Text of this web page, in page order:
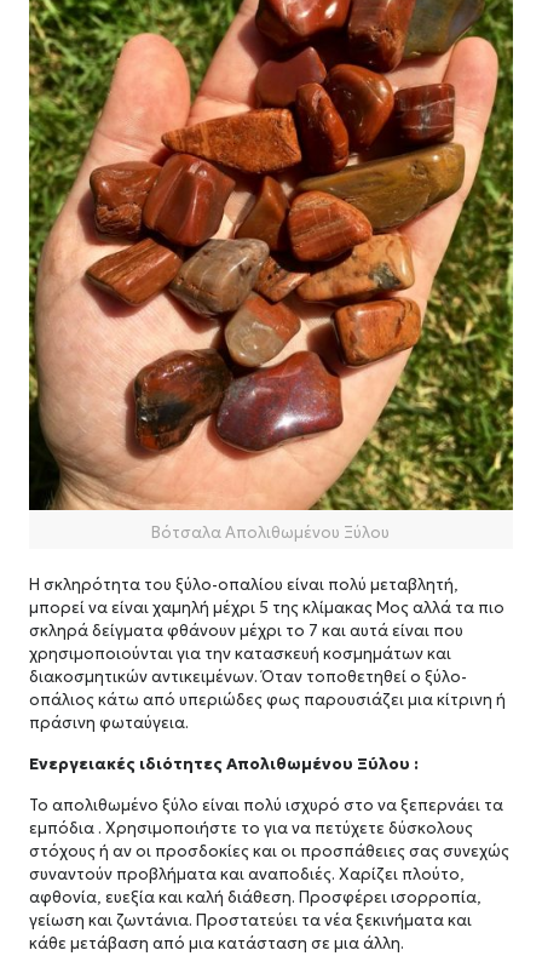
Βότσαλα Απολιθωμένου Ξύλου
Η σκληρότητα του ξύλο-οπαλίου είναι πολύ μεταβλητή,
μπορεί να είναι χαμηλή μέχρι 5 της κλίμακας Μος αλλά τα πιο
σκληρά δείγματα φθάνουν μέχρι το 7 και αυτά είναι που
χρησιμοποιούνται για την κατασκευή κοσμημάτων και
διακοσμητικών αντικειμένων. Όταν τοποθετηθεί ο ξύλο-
οπάλιος κάτω από υπεριώδες φως παρουσιάζει μια κίτρινη ή
πράσινη φωταύγεια.
Ενεργειακές ιδιότητες Απολιθωμένου Ξύλου :
Το απολιθωμένο ξύλο είναι πολύ ισχυρό στο να ξεπερνάει τα
εμπόδια . Χρησιμοποιήστε το για να πετύχετε δύσκολους
στόχους ή αν οι προσδοκίες και οι προσπάθειες σας συνεχώς
συναντούν προβλήματα και αναποδιές. Χαρίζει πλούτο,
αφθονία, ευεξία και καλή διάθεση. Προσφέρει ισορροπία,
γείωση και ζωντάνια. Προστατεύει τα νέα ξεκινήματα και
κάθε μετάβαση από μια κατάσταση σε μια άλλη.